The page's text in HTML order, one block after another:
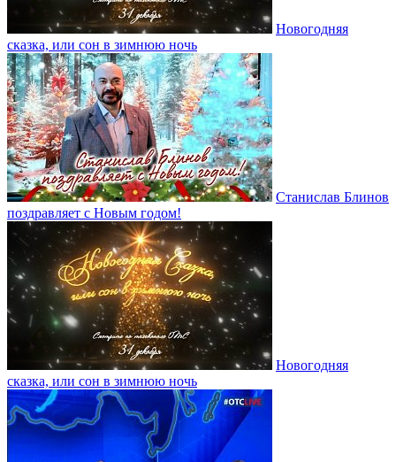
Новогодняя
сказка, или сон в зимнюю ночь
Станислав Блинов
поздравляет с Новым годом!
Новогодняя
сказка, или сон в зимнюю ночь